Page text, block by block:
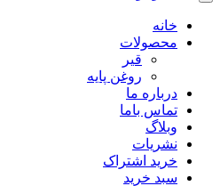
خانه
محصولات
قیر
روغن پایه
درباره ما
تماس باما
وبلاگ
نشریات
خرید اشتراک
سبد خرید